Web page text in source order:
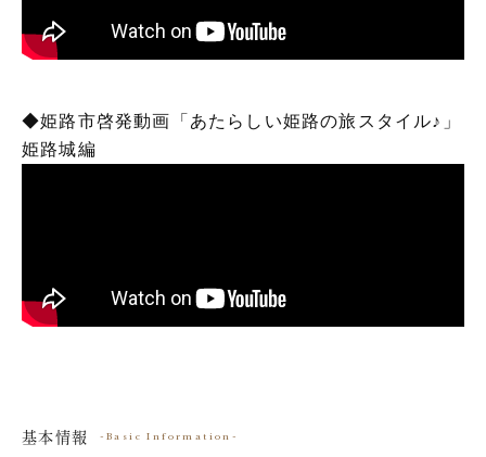
◆姫路市啓発動画「あたらしい姫路の旅スタイル♪」
姫路城編
基本情報 Basic Information